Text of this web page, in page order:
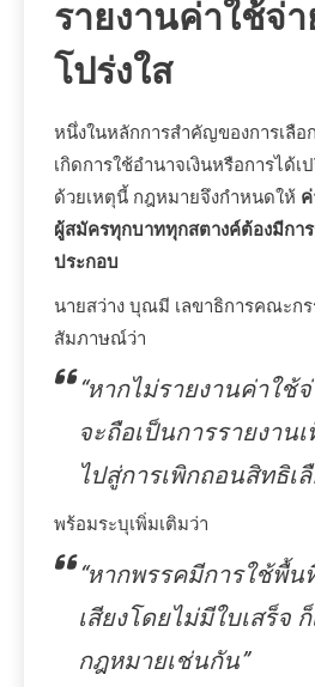
รายงานค่าใช้จ่
โปร่งใส
หนึ่งในหลักการสำคัญของการเลือ
เกิดการใช้อำนาจเงินหรือการได้
ด้วยเหตุนี้ กฎหมายจึงกำหนดให้
ผู้สมัครทุกบาททุกสตางค์ต้องมีกา
ประกอบ
นายสว่าง บุณมี เลขาธิการคณะกร
สัมภาษณ์ว่า
“หากไม่รายงานค่าใช้
จะถือเป็นการรายงาน
ไปสู่การเพิกถอนสิทธิเ
พร้อมระบุเพิ่มเติมว่า
“หากพรรคมีการใช้พื้น
เสียงโดยไม่มีใบเสร็จ
กฎหมายเช่นกัน”